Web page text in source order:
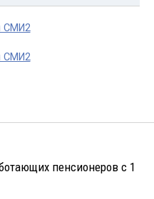
СМИ2
СМИ2
пенсионеров с 1